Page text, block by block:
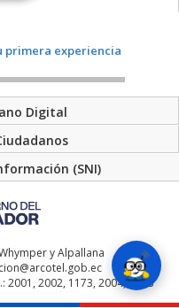
Digital
(SNI)
y Alpallana
2001, 2002, 1173, 2004, 2048